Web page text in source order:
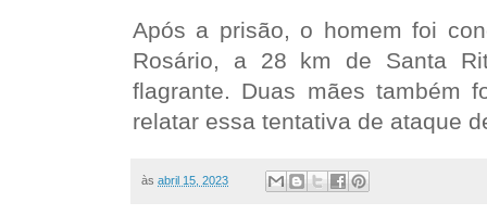
Após a prisão, o homem foi
Rosário, a 28 km de Santa
flagrante. Duas mães também
relatar essa tentativa de ataque
às abril 15, 2023